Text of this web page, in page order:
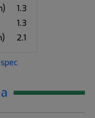
1.3
1.3
2.1